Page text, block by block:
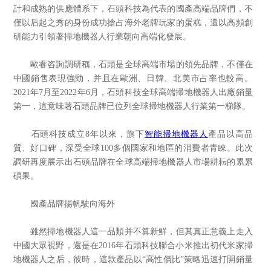
計和成熟的供應體系下，石頭科技為代表的國產高端品牌們，不
僅以后起之秀的身份成功搶占海外老牌玩家的蛋糕，還以高頻創
研能力引領著掃地機器人行業朝向高端化發展。
歐睿咨詢調研稱，石頭是全球高端市場的領先品牌，不僅在
中國銷售表現強勁，并且在歐洲、日韓、北美市占率也較高。
2021年7月至2022年6月，石頭科技全球高端掃地機器人出廠銷量
第一，這意味著石頭品牌已位列全球掃地機器人行業第一梯隊。
石頭科技成立8年以來，旗下智能掃地機器人 產品以高品
質、好口碑，深受全球100多個國家和地區的消費者青睞。此次
調研再度展示出石頭品牌在全球高端掃地機器人市場耕耘的累累
碩果。
國產品牌揚帆駛向海外
雖然掃地機器人這一品類并不算新鮮，但其真正意義上走入
中國大眾視野，還是在2016年石頭科技聯合小米推出初代米家掃
地機器人之后，彼時，這款產品以“高性價比”策略迅速打開銷量